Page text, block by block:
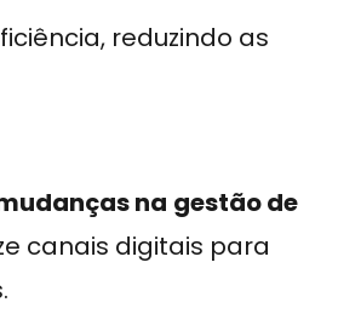
reduzindo as
na gestão de
canais digitais para